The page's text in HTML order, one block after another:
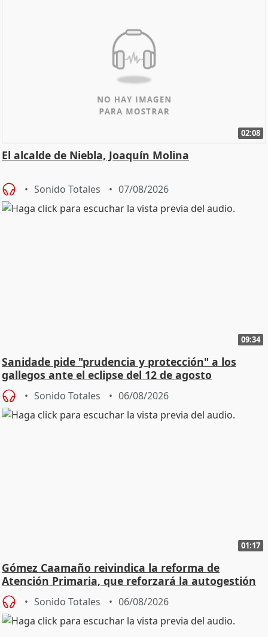
02:08
El alcalde de Niebla, Joaquín Molina
Sonido Totales 07/08/2026
09:34
Sanidade pide "prudencia y protección" a los
gallegos ante el eclipse del 12 de agosto
Sonido Totales 06/08/2026
01:17
Gómez Caamaño reivindica la reforma de
Atención Primaria, que reforzará la autogestión
Sonido Totales 06/08/2026